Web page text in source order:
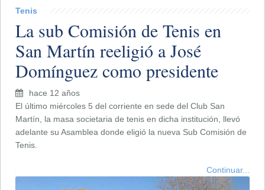
Tenis
La sub Comisión de Tenis en
San Martín reeligió a José
Domínguez como presidente
hace 12 años
El último miércoles 5 del corriente en sede del Club San
Martín, la masa societaria de tenis en dicha institución, llevó
adelante su Asamblea donde eligió la nueva Sub Comisión de
Tenis.
Continuar...